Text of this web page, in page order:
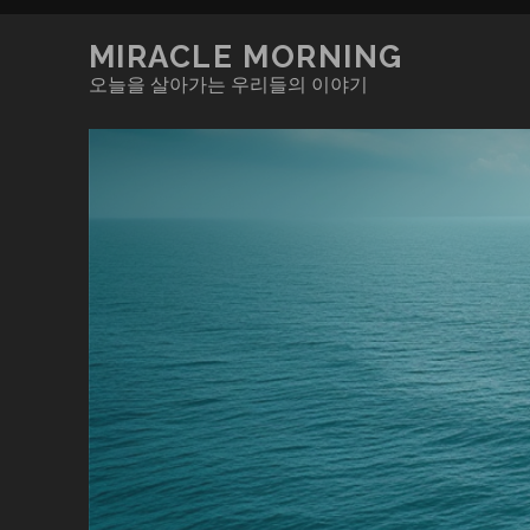
MIRACLE MORNING
오늘을 살아가는 우리들의 이야기